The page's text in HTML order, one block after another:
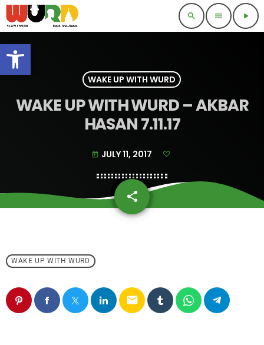
Open toolbar
search menu play_arrow
WAKE UP WITH WURD
WAKE UP WITH WURD – AKBAR
HASAN 7.11.17
today JULY 11, 2017
share
email
WAKE UP WITH WURD
email